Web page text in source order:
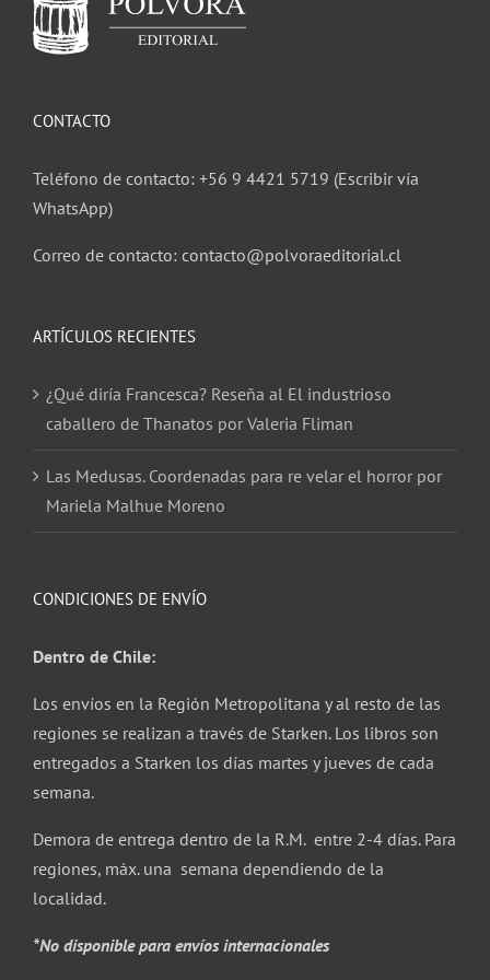
CONTACTO
Teléfono de contacto: +56 9 4421 5719 (Escribir vía
WhatsApp)
Correo de contacto: contacto@polvoraeditorial.cl
ARTÍCULOS RECIENTES
¿Qué diría Francesca? Reseña al El industrioso
caballero de Thanatos por Valeria Fliman
Las Medusas. Coordenadas para re velar el horror por
Mariela Malhue Moreno
CONDICIONES DE ENVÍO
Dentro de Chile:
Los envíos en la Región Metropolitana y al resto de las
regiones se realizan a través de Starken. Los libros son
entregados a Starken los días martes y jueves de cada
semana.
Demora de entrega dentro de la R.M. entre 2-4 días. Para
regiones, máx. una semana dependiendo de la
localidad.
*No disponible para envíos internacionales